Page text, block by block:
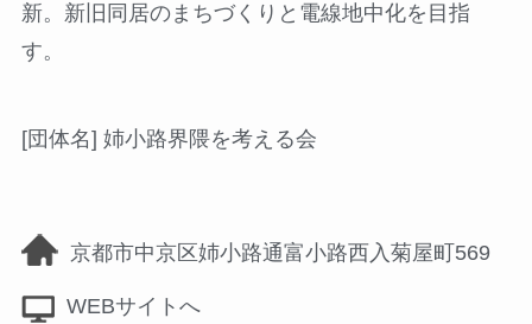
新。新旧同居のまちづくりと電線地中化を目指
す。
[団体名] 姉小路界隈を考える会
京都市中京区姉小路通富小路西入菊屋町569
WEBサイトへ